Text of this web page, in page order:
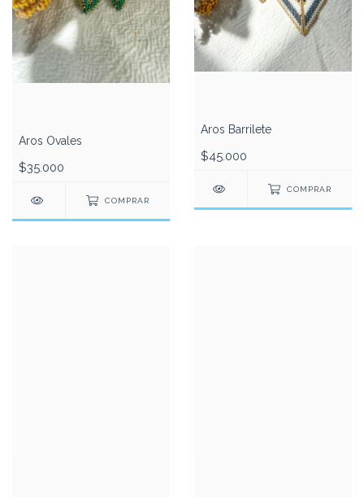
Aros Ovales
$35.000
COMPRAR
Aros Barrilete
$45.000
COMPRAR